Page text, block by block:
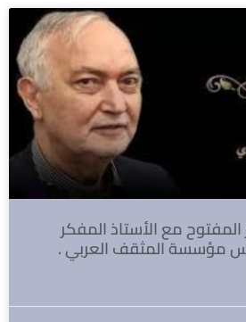
المفتوح مع الأستاذ المفكر
مؤسسة المثقف العربي .